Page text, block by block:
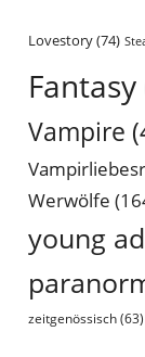
Lovestory(74)
Fantasy
Vampire
Werwölfe
young
zeitgenössisch (63)